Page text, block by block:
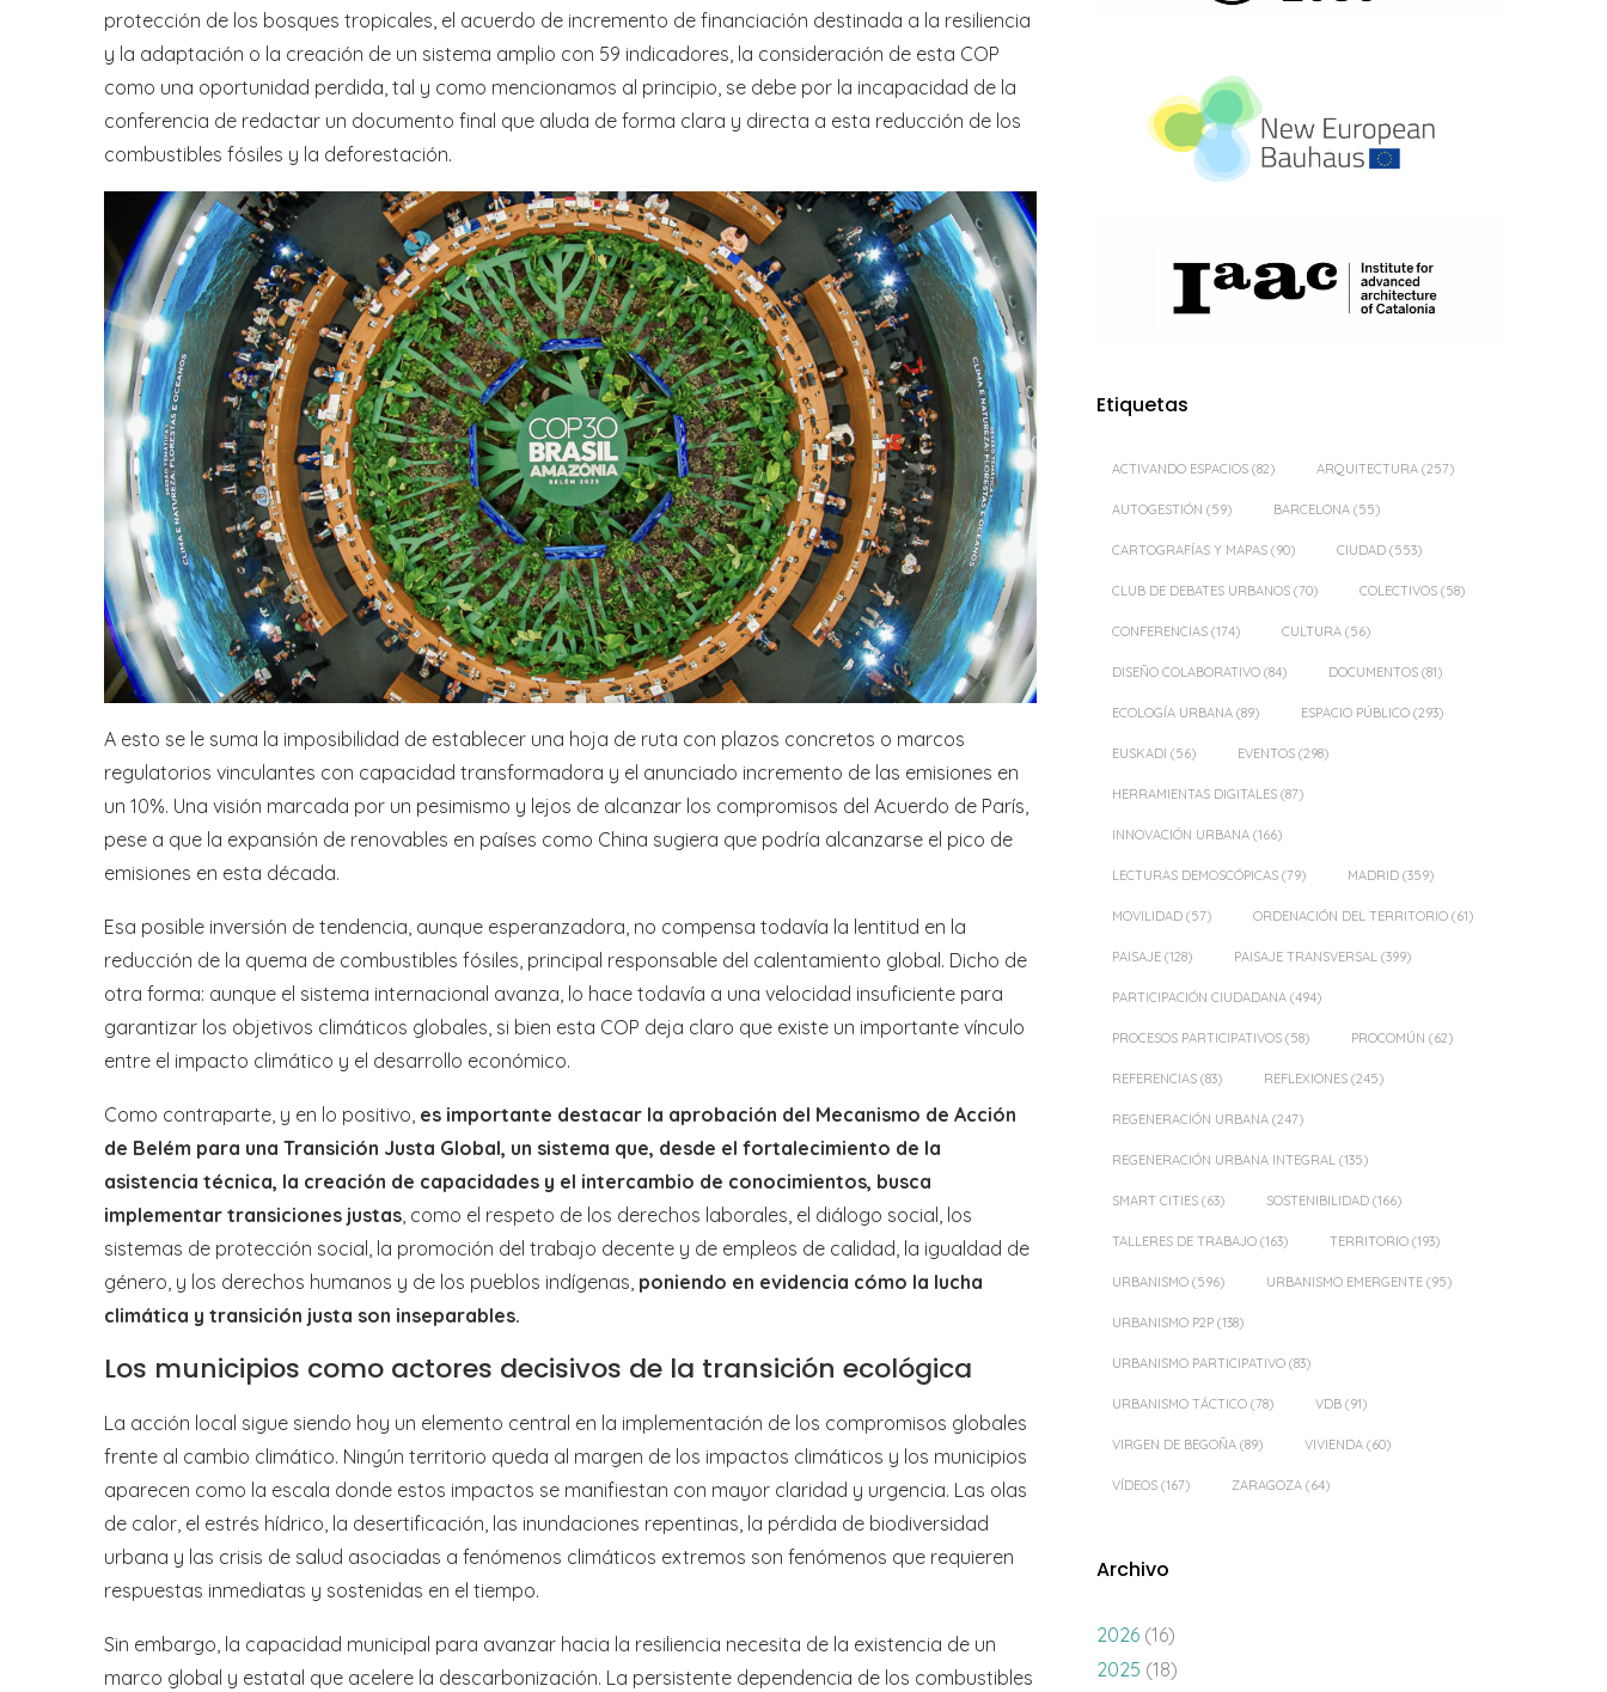
protección de los bosques tropicales, el acuerdo de incremento de financiación destinada a la resiliencia
y la adaptación o la creación de un sistema amplio con 59 indicadores, la consideración de esta COP
como una oportunidad perdida, tal y como mencionamos al principio, se debe por la incapacidad de la
conferencia de redactar un documento final que aluda de forma clara y directa a esta reducción de los
combustibles fósiles y la deforestación.
A esto se le suma la imposibilidad de establecer una hoja de ruta con plazos concretos o marcos
regulatorios vinculantes con capacidad transformadora y el anunciado incremento de las emisiones en
un 10%. Una visión marcada por un pesimismo y lejos de alcanzar los compromisos del Acuerdo de París,
pese a que la expansión de renovables en países como China sugiera que podría alcanzarse el pico de
emisiones en esta década.
Esa posible inversión de tendencia, aunque esperanzadora, no compensa todavía la lentitud en la
reducción de la quema de combustibles fósiles, principal responsable del calentamiento global. Dicho de
otra forma: aunque el sistema internacional avanza, lo hace todavía a una velocidad insuficiente para
garantizar los objetivos climáticos globales, si bien esta COP deja claro que existe un importante vínculo
entre el impacto climático y el desarrollo económico.
Como contraparte, y en lo positivo, es importante destacar la aprobación del Mecanismo de Acción
de Belém para una Transición Justa Global, un sistema que, desde el fortalecimiento de la
asistencia técnica, la creación de capacidades y el intercambio de conocimientos, busca
implementar transiciones justas , como el respeto de los derechos laborales, el diálogo social, los
sistemas de protección social, la promoción del trabajo decente y de empleos de calidad, la igualdad de
género, y los derechos humanos y de los pueblos indígenas, poniendo en evidencia cómo la lucha
climática y transición justa son inseparables.
Los municipios como actores decisivos de la transición ecológica
La acción local sigue siendo hoy un elemento central en la implementación de los compromisos globales
frente al cambio climático. Ningún territorio queda al margen de los impactos climáticos y los municipios
aparecen como la escala donde estos impactos se manifiestan con mayor claridad y urgencia. Las olas
de calor, el estrés hídrico, la desertificación, las inundaciones repentinas, la pérdida de biodiversidad
urbana y las crisis de salud asociadas a fenómenos climáticos extremos son fenómenos que requieren
respuestas inmediatas y sostenidas en el tiempo.
Sin embargo, la capacidad municipal para avanzar hacia la resiliencia necesita de la existencia de un
marco global y estatal que acelere la descarbonización. La persistente dependencia de los combustibles
Etiquetas
ACTIVANDO ESPACIOS (82) ARQUITECTURA (257)
AUTOGESTIÓN (59) BARCELONA (55)
CARTOGRAFÍAS Y MAPAS (90) CIUDAD (553)
CLUB DE DEBATES URBANOS (70) COLECTIVOS (58)
CONFERENCIAS (174) CULTURA (56)
DISEÑO COLABORATIVO (84) DOCUMENTOS (81)
ECOLOGÍA URBANA (89) ESPACIO PÚBLICO (293)
EUSKADI (56) EVENTOS (298)
HERRAMIENTAS DIGITALES (87)
INNOVACIÓN URBANA (166)
LECTURAS DEMOSCÓPICAS (79) MADRID (359)
MOVILIDAD (57) ORDENACIÓN DEL TERRITORIO (61)
PAISAJE (128) PAISAJE TRANSVERSAL (399)
PARTICIPACIÓN CIUDADANA (494)
PROCESOS PARTICIPATIVOS (58) PROCOMÚN (62)
REFERENCIAS (83) REFLEXIONES (245)
REGENERACIÓN URBANA (247)
REGENERACIÓN URBANA INTEGRAL (135)
SMART CITIES (63) SOSTENIBILIDAD (166)
TALLERES DE TRABAJO (163) TERRITORIO (193)
URBANISMO (596) URBANISMO EMERGENTE (95)
URBANISMO P2P (138)
URBANISMO PARTICIPATIVO (83)
URBANISMO TÁCTICO (78) VDB (91)
VIRGEN DE BEGOÑA (89) VIVIENDA (60)
VÍDEOS (167) ZARAGOZA (64)
Archivo
2026 (16)
2025 (18)